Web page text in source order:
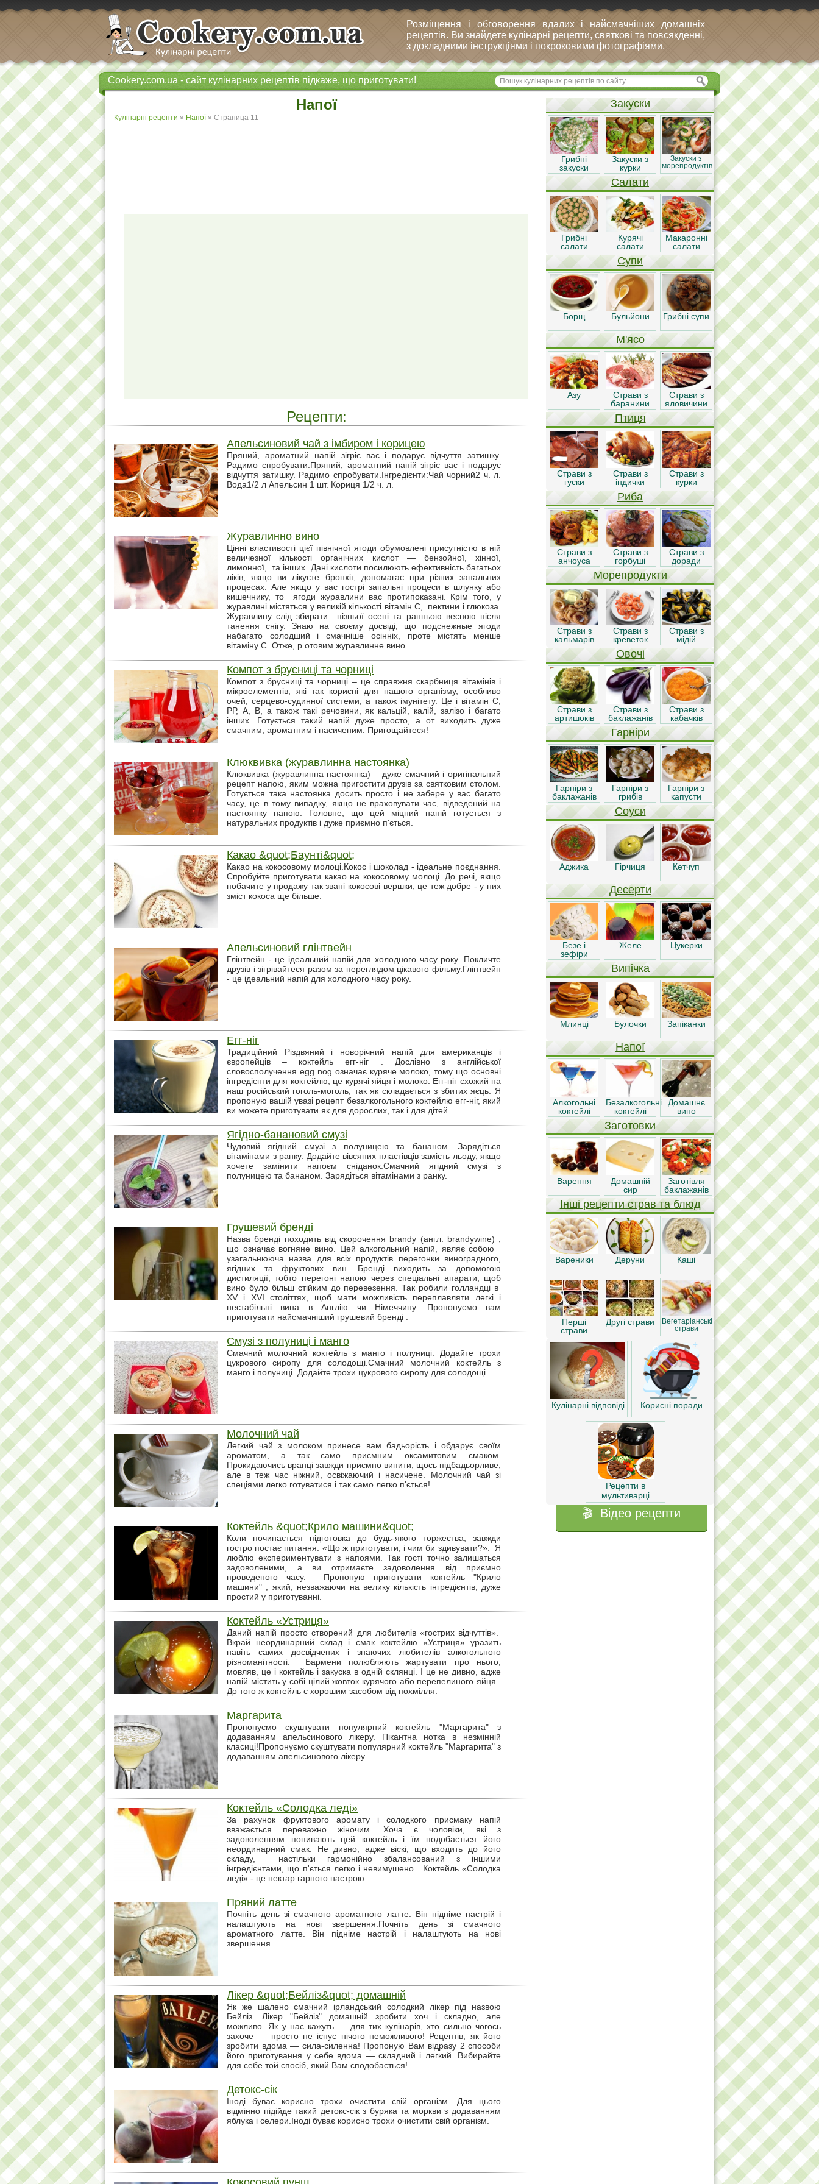
Розміщення і обговорення вдалих і найсмачніших домашніх
рецептів. Ви знайдете кулінарні рецепти, святкові та повсякденні,
з докладними інструкціями і покроковими фотографіями.
Cookery.com.ua - сайт кулінарних рецептів підкаже, що приготувати!
Напої
Кулінарні рецепти » Напої» Страница 11
Рецепти:
Апельсиновий чай з імбиром і корицею
Пряний, ароматний напій зігріє вас і подарує відчуття затишку.
Радимо спробувати.Пряний, ароматний напій зігріє вас і подарує
відчуття затишку. Радимо спробувати.Інгредієнти:Чай чорний2 ч. л.
Вода1/2 л Апельсин 1 шт. Кориця 1/2 ч. л.
Журавлинно вино
Цінні властивості цієї північної ягоди обумовлені присутністю в ній
величезної кількості органічних кислот — бензойної, хінної,
лимонної, та інших. Дані кислоти посилюють ефективність багатьох
ліків, якщо ви лікуєте бронхіт, допомагає при різних запальних
процесах. Але якщо у вас гострі запальні процеси в шлунку або
кишечнику, то ягоди журавлини вас протипоказані. Крім того, у
журавлині містяться у великій кількості вітамін С, пектини і глюкоза.
Журавлину слід збирати пізньої осені та ранньою весною після
танення снігу. Знаю на своєму досвіді, що подснежные ягоди
набагато солодший і смачніше осінніх, проте містять менше
вітаміну С. Отже, р отовим журавлинне вино.
Компот з брусниці та чорниці
Компот з брусниці та чорниці – це справжня скарбниця вітамінів і
мікроелементів, які так корисні для нашого організму, особливо
очей, серцево-судинної системи, а також імунітету. Це і вітамін С,
РР, А, В, а також такі речовини, як кальцій, калій, залізо і багато
інших. Готується такий напій дуже просто, а от виходить дуже
смачним, ароматним і насиченим. Пригощайтеся!
Клюквивка (журавлинна настоянка)
Клюквивка (журавлинна настоянка) – дуже смачний і оригінальний
рецепт напою, яким можна пригостити друзів за святковим столом.
Готується така настоянка досить просто і не забере у вас багато
часу, це в тому випадку, якщо не враховувати час, відведений на
настоянку напою. Головне, що цей міцний напій готується з
натуральних продуктів і дуже приємно п'ється.
Какао &quot;Баунті&quot;
Какао на кокосовому молоці.Кокос і шоколад - ідеальне поєднання.
Спробуйте приготувати какао на кокосовому молоці. До речі, якщо
побачите у продажу так звані кокосові вершки, це теж добре - у них
зміст кокоса ще більше.
Апельсиновий глінтвейн
Глінтвейн - це ідеальний напій для холодного часу року. Покличте
друзів і зігрівайтеся разом за переглядом цікавого фільму.Глінтвейн
- це ідеальний напій для холодного часу року.
Егг-ніг
Традиційний Різдвяний і новорічний напій для американців і
європейців – коктейль егг-ніг . Дослівно з англійської
словосполучення egg nog означає куряче молоко, тому що основні
інгредієнти для коктейлю, це курячі яйця і молоко. Егг-ніг схожий на
наш російський гоголь-моголь, так як складається з збитих яєць. Я
пропоную вашій увазі рецепт безалкогольного коктейлю егг-ніг, який
ви можете приготувати як для дорослих, так і для дітей.
Ягідно-банановий смузі
Чудовий ягідний смузі з полуницею та бананом. Зарядіться
вітамінами з ранку. Додайте вівсяних пластівців замість льоду, якщо
хочете замінити напоєм сніданок.Смачний ягідний смузі з
полуницею та бананом. Зарядіться вітамінами з ранку.
Грушевий бренді
Назва бренді походить від скорочення brandy (англ. brandywine) ,
що означає вогняне вино. Цей алкогольний напій, являє собою
узагальнююча назва для всіх продуктів перегонки виноградного,
ягідних та фруктових вин. Бренді виходить за допомогою
дистиляції, тобто перегоні напою через спеціальні апарати, щоб
вино було більш стійким до перевезення. Так робили голландці в
XV і XVI століттях, щоб мати можливість переплавляти легкі і
нестабільні вина в Англію чи Німеччину. Пропонуємо вам
приготувати найсмачніший грушевий бренді .
Смузі з полуниці і манго
Смачний молочний коктейль з манго і полуниці. Додайте трохи
цукрового сиропу для солодощі.Смачний молочний коктейль з
манго і полуниці. Додайте трохи цукрового сиропу для солодощі.
Молочний чай
Легкий чай з молоком принесе вам бадьорість і обдарує своїм
ароматом, а так само приємним оксамитовим смаком.
Прокидаючись вранці завжди приємно випити, щось підбадьорливе,
але в теж час ніжний, освіжаючий і насичене. Молочний чай зі
спеціями легко готуватися і так само легко п'ється!
Коктейль &quot;Крило машини&quot;
Коли починається підготовка до будь-якого торжества, завжди
гостро постає питання: «Що ж приготувати, і чим би здивувати?». Я
люблю експериментувати з напоями. Так гості точно залишаться
задоволеними, а ви отримаєте задоволення від приємно
проведеного часу. Пропоную приготувати коктейль "Крило
машини" , який, незважаючи на велику кількість інгредієнтів, дуже
простий у приготуванні.
Коктейль «Устриця»
Даний напій просто створений для любителів «гострих відчуттів».
Вкрай неординарний склад і смак коктейлю «Устриця» уразить
навіть самих досвідчених і знаючих любителів алкогольного
різноманітності. Бармени полюбляють жартувати про нього,
мовляв, це і коктейль і закуска в одній склянці. І це не дивно, адже
напій містить у собі цілий жовток курячого або перепелиного яйця.
До того ж коктейль є хорошим засобом від похмілля.
Маргарита
Пропонуємо скуштувати популярний коктейль "Маргарита" з
додаванням апельсинового лікеру. Пікантна нотка в незмінній
класиці!Пропонуємо скуштувати популярний коктейль "Маргарита" з
додаванням апельсинового лікеру.
Коктейль «Солодка леді»
За рахунок фруктового аромату і солодкого присмаку напій
вважається переважно жіночим. Хоча є чоловіки, які з
задоволенням попивають цей коктейль і їм подобається його
неординарний смак. Не дивно, адже віскі, що входить до його
складу, настільки гармонійно збалансований з іншими
інгредієнтами, що п'ється легко і невимушено. Коктейль «Солодка
леді» - це нектар гарного настрою.
Пряний латте
Почніть день зі смачного ароматного латте. Він підніме настрій і
налаштують на нові звершення.Почніть день зі смачного
ароматного латте. Він підніме настрій і налаштують на нові
звершення.
Лікер &quot;Бейліз&quot; домашній
Як же шалено смачний ірландський солодкий лікер під назвою
Бейліз. Лікер "Бейліз" домашній зробити хоч і складно, але
можливо. Як у нас кажуть — для тих кулінарів, хто сильно чогось
захоче — просто не існує нічого неможливого! Рецептів, як його
зробити вдома — сила-силенна! Пропоную Вам відразу 2 способи
його приготування у себе вдома — складний і легкий. Вибирайте
для себе той спосіб, який Вам сподобається!
Детокс-сік
Іноді буває корисно трохи очистити свій організм. Для цього
відмінно підійде такий детокс-сік з буряка та моркви з додаванням
яблука і селери.Іноді буває корисно трохи очистити свій організм.
Закуски
Грибні
закуски
Закуски з
курки
Закуски з
морепродуктів
Салати
Грибні
салати
Курячі
салати
Макаронні
салати
Супи
Борщ Бульйони Грибні супи
М'ясо
Азу
Страви з
баранини
Страви з
яловичини
Птиця
Страви з
гуски
Страви з
індички
Страви з
курки
Риба
Страви з
анчоуса
Страви з
горбуші
Страви з
доради
Морепродукти
Страви з
кальмарів
Страви з
креветок
Страви з
мідій
Овочі
Страви з
артишоків
Страви з
баклажанів
Страви з
кабачків
Гарніри
Гарніри з
баклажанів
Гарніри з
грибів
Гарніри з
капусти
Соуси
Аджика Гірчиця Кетчуп
Десерти
Безе і
зефіри
Желе Цукерки
Випічка
Млинці Булочки Запіканки
Напої
Алкогольні
коктейлі
Безалкогольні
коктейлі
Домашнє
вино
Заготовки
Варення
Домашній
сир
Заготівля
баклажанів
Інші рецепти страв та блюд
Вареники Деруни Каші
Перші
страви
Другі страви
Вегетаріанські
страви
Кулінарні відповіді Корисні поради
Рецепти в
мультиварці
🎬 Відео рецепти